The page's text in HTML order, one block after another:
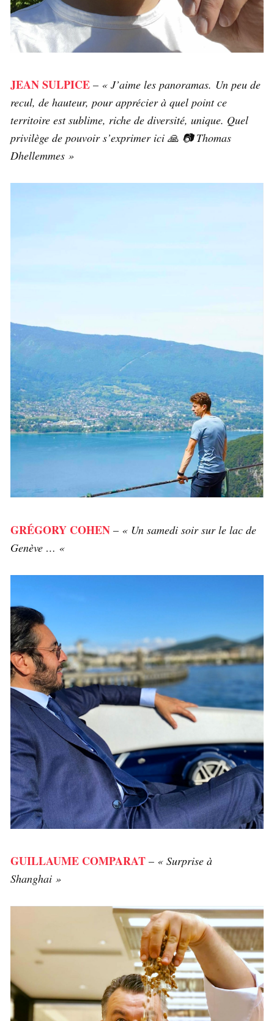
JEAN SULPICE – « J’aime les panoramas. Un peu de
recul, de hauteur, pour apprécier à quel point ce
territoire est sublime, riche de diversité, unique. Quel
privilège de pouvoir s’exprimer ici 🙏 📷 Thomas
Dhellemmes »
GRÉGORY COHEN – « Un samedi soir sur le lac de
Genève … «
GUILLAUME COMPARAT – « Surprise à
Shanghai »